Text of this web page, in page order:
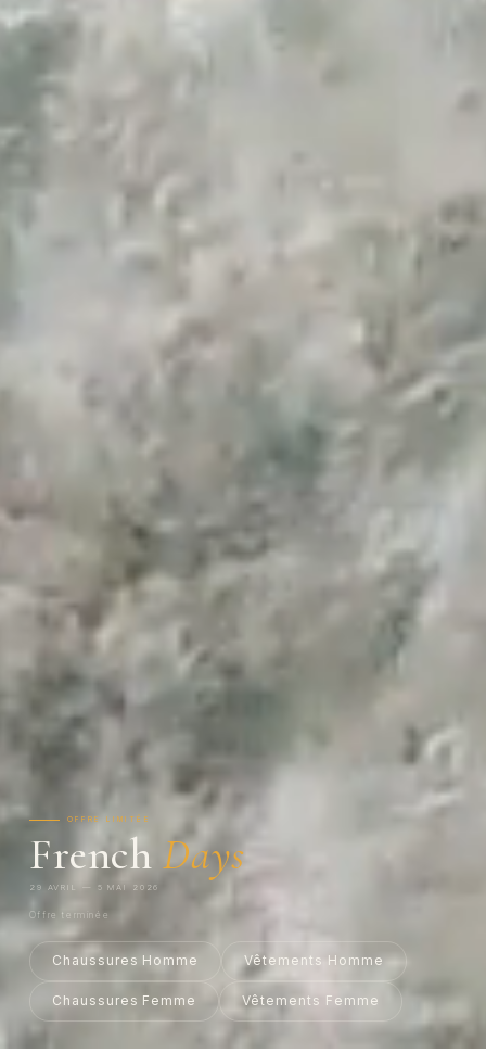
OFFRE LIMITÉE
FrenchDays
29 AVRIL — 5 MAI 2026
Offre terminée
Chaussures Homme Vêtements Homme
Chaussures Femme Vêtements Femme